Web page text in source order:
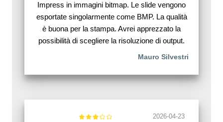
Impress in immagini bitmap. Le slide vengono
esportate singolarmente come BMP. La qualità
è buona per la stampa. Avrei apprezzato la
possibilità di scegliere la risoluzione di output.
Mauro Silvestri
2026-04-23